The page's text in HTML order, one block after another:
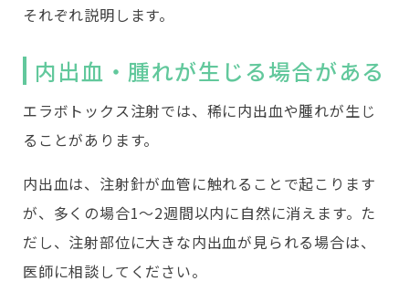
それぞれ説明します。
内出血・腫れが生じる場合がある
エラボトックス注射では、稀に内出血や腫れが生じ
ることがあります。
内出血は、注射針が血管に触れることで起こります
が、多くの場合1〜2週間以内に自然に消えます。た
だし、注射部位に大きな内出血が見られる場合は、
医師に相談してください。